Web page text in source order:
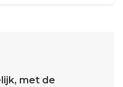
met de